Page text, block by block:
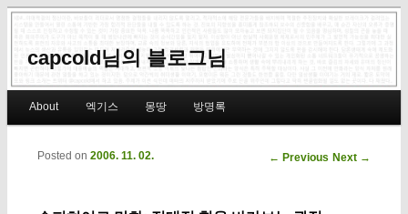
capcold님의 블로그님
Skip to primary content
Skip to secondary content
About 엑기스 몽땅 방명록
Post navigation
← Previous Next →
Posted on 2006. 11. 02.